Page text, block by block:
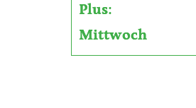
Plus:
Mittwoch